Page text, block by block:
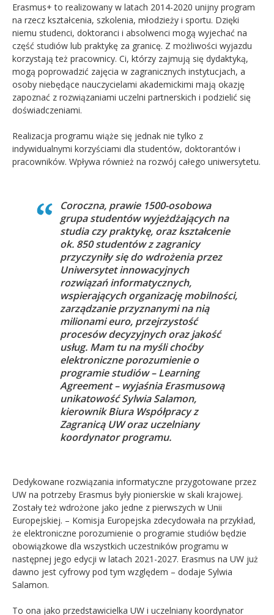
Erasmus+ to realizowany w latach 2014-2020 unijny program
na rzecz kształcenia, szkolenia, młodzieży i sportu. Dzięki
niemu studenci, doktoranci i absolwenci mogą wyjechać na
część studiów lub praktykę za granicę. Z możliwości wyjazdu
korzystają też pracownicy. Ci, którzy zajmują się dydaktyką,
mogą poprowadzić zajęcia w zagranicznych instytucjach, a
osoby niebędące nauczycielami akademickimi mają okazję
zapoznać z rozwiązaniami uczelni partnerskich i podzielić się
doświadczeniami.
Realizacja programu wiąże się jednak nie tylko z
indywidualnymi korzyściami dla studentów, doktorantów i
pracowników. Wpływa również na rozwój całego uniwersytetu.
Coroczna, prawie 1500-osobowa
grupa studentów wyjeżdżających na
studia czy praktykę, oraz kształcenie
ok. 850 studentów z zagranicy
przyczyniły się do wdrożenia przez
Uniwersytet innowacyjnych
rozwiązań informatycznych,
wspierających organizację mobilności,
zarządzanie przyznanymi na nią
milionami euro, przejrzystość
procesów decyzyjnych oraz jakość
usług. Mam tu na myśli choćby
elektroniczne porozumienie o
programie studiów – Learning
Agreement – wyjaśnia Erasmusową
unikatowość Sylwia Salamon,
kierownik Biura Współpracy z
Zagranicą UW oraz uczelniany
koordynator programu.
Dedykowane rozwiązania informatyczne przygotowane przez
UW na potrzeby Erasmus były pionierskie w skali krajowej.
Zostały też wdrożone jako jedne z pierwszych w Unii
Europejskiej. – Komisja Europejska zdecydowała na przykład,
że elektroniczne porozumienie o programie studiów będzie
obowiązkowe dla wszystkich uczestników programu w
następnej jego edycji w latach 2021-2027. Erasmus na UW już
dawno jest cyfrowy pod tym względem – dodaje Sylwia
Salamon.
To ona jako przedstawicielka UW i uczelniany koordynator